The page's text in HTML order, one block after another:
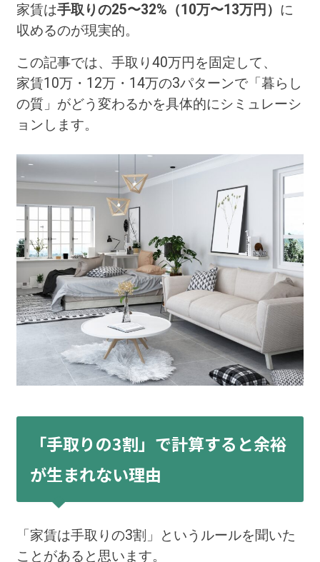
家賃は手取りの25〜32%（10万〜13万円） に
収めるのが現実的。
この記事では、手取り40万円を固定して、
家賃10万・12万・14万の3パターンで「暮らし
の質」がどう変わるかを具体的にシミュレーシ
ョンします。
「手取りの3割」で計算すると余裕
が生まれない理由
「家賃は手取りの3割」というルールを聞いた
ことがあると思います。